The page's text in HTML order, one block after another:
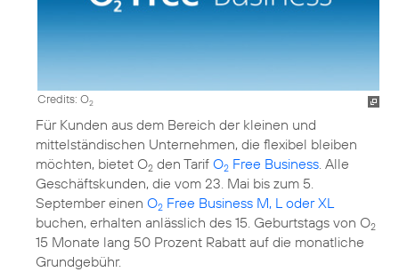
Credits: O2
Für Kunden aus dem Bereich der kleinen und
mittelständischen Unternehmen, die flexibel bleiben
möchten, bietet O2 den Tarif O2 Free Business. Alle
Geschäftskunden, die vom 23. Mai bis zum 5.
September einen O2 Free Business M, L oder XL
buchen, erhalten anlässlich des 15. Geburtstags von O2
15 Monate lang 50 Prozent Rabatt auf die monatliche
Grundgebühr.